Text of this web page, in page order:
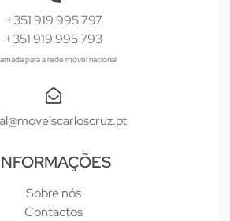
+351 919 995 797
+351 919 995 793
para a rede móvel nacional
Sobre nós
Contactos